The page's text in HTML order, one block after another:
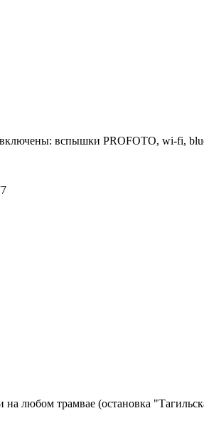
вспышки PROFOTO, wi-fi,
любом трамвае (остановка